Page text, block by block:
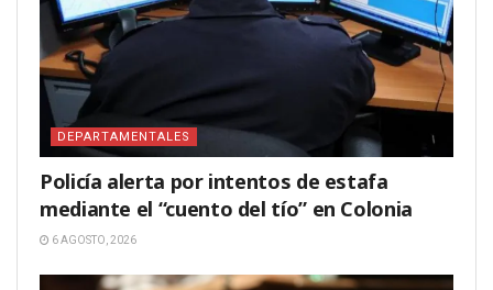
DEPARTAMENTALES
Policía alerta por intentos de estafa
mediante el “cuento del tío” en Colonia
6 AGOSTO, 2026